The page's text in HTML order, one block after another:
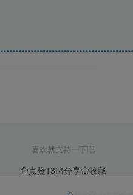
全的身份认证和网络通信技
约、排队预约、大额预约、
喜欢就支持一下吧
点赞13 分享 收藏